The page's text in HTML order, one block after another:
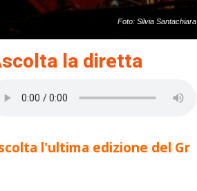
Foto: Silvia Santachiara
la diretta
l'ultima edizione del Gr